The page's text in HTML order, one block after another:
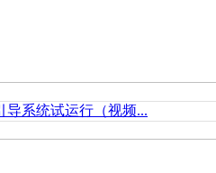
导系统试运行（视频...